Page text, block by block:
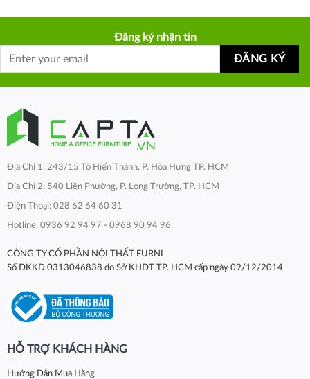
Đăng ký nhận tin
Địa Chỉ 1: 243/15 Tô Hiến Thành, P. Hòa Hưng TP. HCM
Địa Chỉ 2: 540 Liên Phường, P. Long Trường, TP. HCM
Điện Thoại: 028 62 64 60 31
Hotline: 0936 92 94 97 - 0968 90 94 96
CÔNG TY CỔ PHẦN NỘI THẤT FURNI
Số ĐKKD 0313046838 do Sở KHĐT TP. HCM cấp ngày 09/12/2014
HỖ TRỢ KHÁCH HÀNG
Hướng Dẫn Mua Hàng